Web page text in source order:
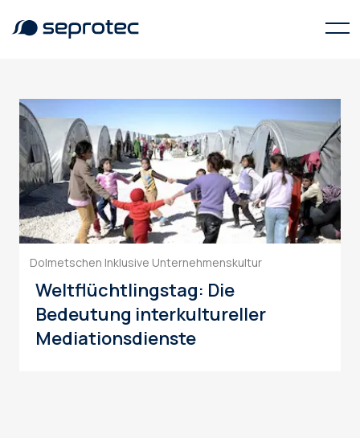
Dolmetschen Inklusive Unternehmenskultur
Weltflüchtlingstag: Die
Bedeutung interkultureller
Mediationsdienste